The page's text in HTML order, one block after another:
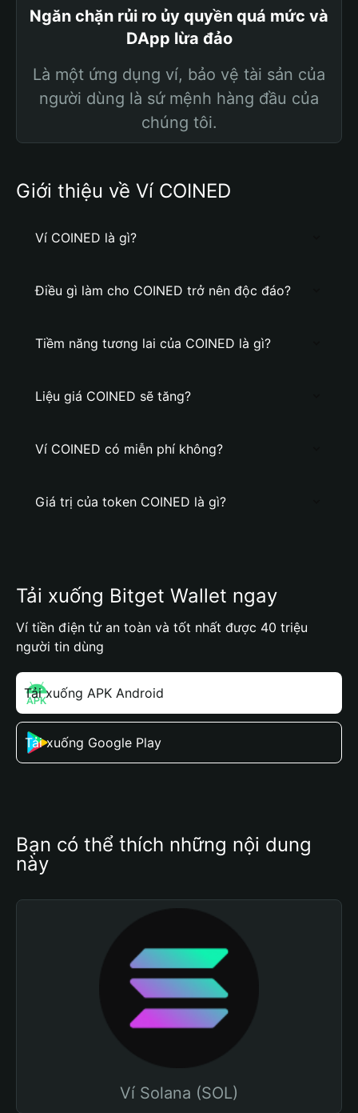
Ngăn chặn rủi ro ủy quyền quá mức và
DApp lừa đảo
Là một ứng dụng ví, bảo vệ tài sản của
người dùng là sứ mệnh hàng đầu của
chúng tôi.
Giới thiệu về Ví COINED
Ví COINED là gì?
Điều gì làm cho COINED trở nên độc đáo?
Tiềm năng tương lai của COINED là gì?
Liệu giá COINED sẽ tăng?
Ví COINED có miễn phí không?
Giá trị của token COINED là gì?
Tải xuống Bitget Wallet ngay
Ví tiền điện tử an toàn và tốt nhất được 40 triệu
người tin dùng
Tải xuống APK Android
Tải xuống Google Play
Bạn có thể thích những nội dung
này
Ví Solana (SOL)